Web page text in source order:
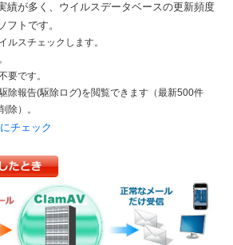
績が多く、ウイルスデータベースの更新頻度
フトです。
ルスチェックします。
要です。
除報告(駆除ログ)を閲覧できます（最新500件
除）。
チェック